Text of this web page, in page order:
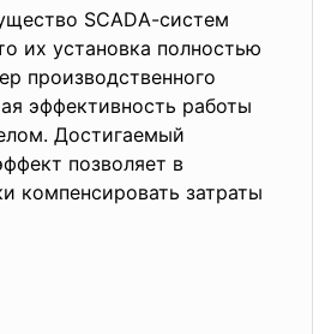
SСАDА-систем
их установка полностью
производственного
эффективность работы
Достигаемый
позволяет в
компенсировать затраты